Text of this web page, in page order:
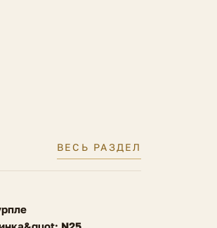
ВЕСЬ РАЗДЕЛ